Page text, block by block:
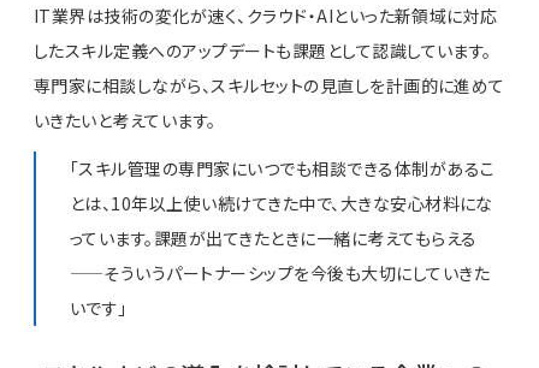
IT業界は技術の変化が速く、クラウド・AIといった新領域に対応
したスキル定義へのアップデートも課題として認識しています。
専門家に相談しながら、スキルセットの見直しを計画的に進めて
いきたいと考えています。
「スキル管理の専門家にいつでも相談できる体制があるこ
とは、10年以上使い続けてきた中で、大きな安心材料にな
っています。課題が出てきたときに一緒に考えてもらえる
——そういうパートナーシップを今後も大切にしていきた
いです」